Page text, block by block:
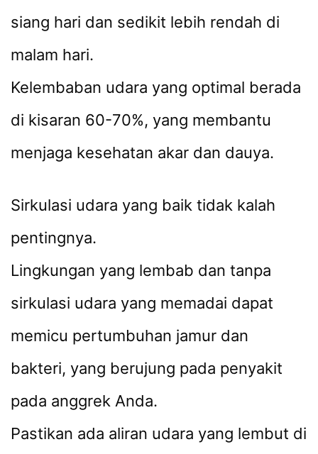
siang hari dan sedikit lebih rendah di
malam hari.
Kelembaban udara yang optimal berada
di kisaran 60-70%, yang membantu
menjaga kesehatan akar dan dauya.
Sirkulasi udara yang baik tidak kalah
pentingnya.
Lingkungan yang lembab dan tanpa
sirkulasi udara yang memadai dapat
memicu pertumbuhan jamur dan
bakteri, yang berujung pada penyakit
pada anggrek Anda.
Pastikan ada aliran udara yang lembut di